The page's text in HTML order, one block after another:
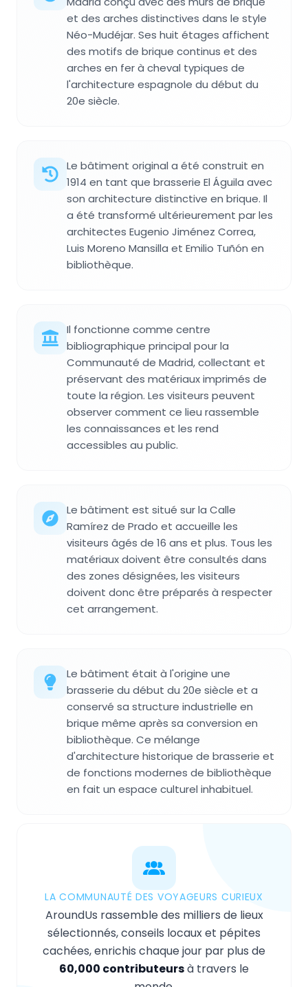
et des arches distinctives dans le style
Néo-Mudéjar. Ses huit étages affichent
des motifs de brique continus et des
arches en fer à cheval typiques de
l'architecture espagnole du début du
20e siècle.
Le bâtiment original a été construit en
1914 en tant que brasserie El Águila avec
son architecture distinctive en brique. Il
a été transformé ultérieurement par les
architectes Eugenio Jiménez Correa,
Luis Moreno Mansilla et Emilio Tuñón en
bibliothèque.
Il fonctionne comme centre
bibliographique principal pour la
Communauté de Madrid, collectant et
préservant des matériaux imprimés de
toute la région. Les visiteurs peuvent
observer comment ce lieu rassemble
les connaissances et les rend
accessibles au public.
Le bâtiment est situé sur la Calle
Ramírez de Prado et accueille les
visiteurs âgés de 16 ans et plus. Tous les
matériaux doivent être consultés dans
des zones désignées, les visiteurs
doivent donc être préparés à respecter
cet arrangement.
Le bâtiment était à l'origine une
brasserie du début du 20e siècle et a
conservé sa structure industrielle en
brique même après sa conversion en
bibliothèque. Ce mélange
d'architecture historique de brasserie et
de fonctions modernes de bibliothèque
en fait un espace culturel inhabituel.
LA COMMUNAUTÉ DES VOYAGEURS CURIEUX
AroundUs rassemble des milliers de lieux
sélectionnés, conseils locaux et pépites
cachées, enrichis chaque jour par plus de
60,000 contributeursà travers le